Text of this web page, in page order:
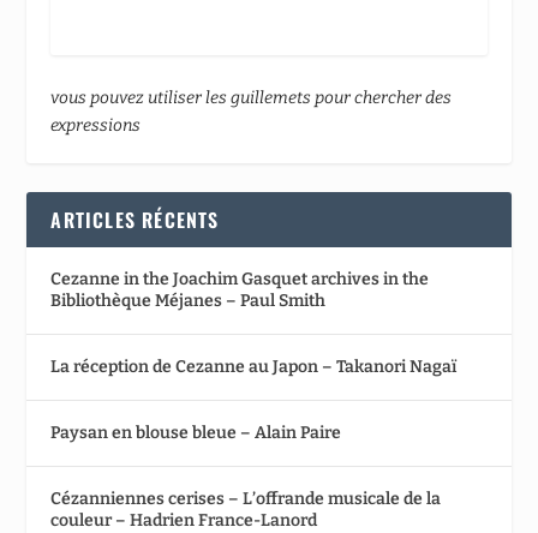
vous pouvez utiliser les guillemets pour chercher des
expressions
ARTICLES RÉCENTS
Cezanne in the Joachim Gasquet archives in the
Bibliothèque Méjanes – Paul Smith
La réception de Cezanne au Japon – Takanori Nagaï
Paysan en blouse bleue – Alain Paire
Cézanniennes cerises – L’offrande musicale de la
couleur – Hadrien France-Lanord